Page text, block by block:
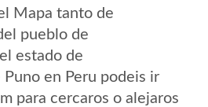
Mapa tanto de
pueblo de
estado de
en Peru podeis ir
para cercaros o alejaros